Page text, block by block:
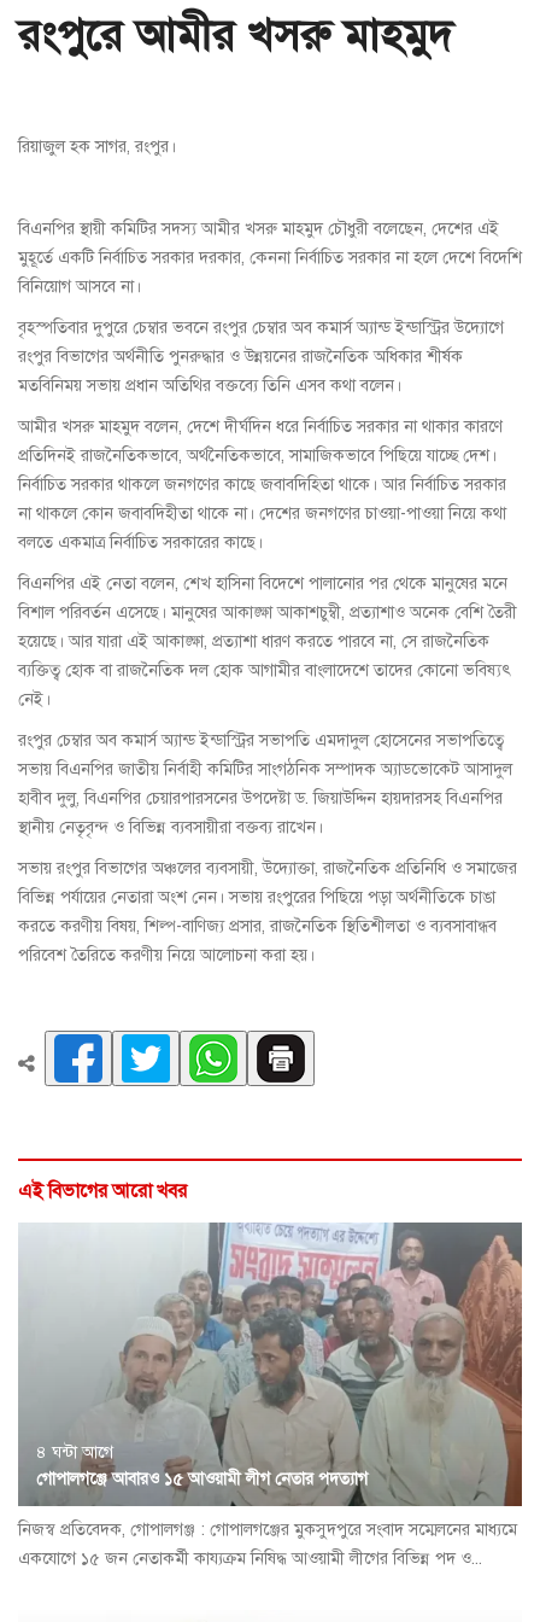
রংপুরে আমীর খসরু মাহমুদ
রিয়াজুল হক সাগর, রংপুর।
বিএনপির স্থায়ী কমিটির সদস্য আমীর খসরু মাহমুদ চৌধুরী বলেছেন, দেশের এই
মুহূর্তে একটি নির্বাচিত সরকার দরকার, কেননা নির্বাচিত সরকার না হলে দেশে বিদেশি
বিনিয়োগ আসবে না।
বৃহস্পতিবার দুপুরে চেম্বার ভবনে রংপুর চেম্বার অব কমার্স অ্যান্ড ইন্ডাস্ট্রির উদ্যোগে
রংপুর বিভাগের অর্থনীতি পুনরুদ্ধার ও উন্নয়নের রাজনৈতিক অধিকার শীর্ষক
মতবিনিময় সভায় প্রধান অতিথির বক্তব্যে তিনি এসব কথা বলেন।
আমীর খসরু মাহমুদ বলেন, দেশে দীর্ঘদিন ধরে নির্বাচিত সরকার না থাকার কারণে
প্রতিদিনই রাজনৈতিকভাবে, অর্থনৈতিকভাবে, সামাজিকভাবে পিছিয়ে যাচ্ছে দেশ।
নির্বাচিত সরকার থাকলে জনগণের কাছে জবাবদিহিতা থাকে। আর নির্বাচিত সরকার
না থাকলে কোন জবাবদিহীতা থাকে না। দেশের জনগণের চাওয়া-পাওয়া নিয়ে কথা
বলতে একমাত্র নির্বাচিত সরকারের কাছে।
বিএনপির এই নেতা বলেন, শেখ হাসিনা বিদেশে পালানোর পর থেকে মানুষের মনে
বিশাল পরিবর্তন এসেছে। মানুষের আকাঙ্ক্ষা আকাশচুম্বী, প্রত্যাশাও অনেক বেশি তৈরী
হয়েছে। আর যারা এই আকাঙ্ক্ষা, প্রত্যাশা ধারণ করতে পারবে না, সে রাজনৈতিক
ব্যক্তিত্ব হোক বা রাজনৈতিক দল হোক আগামীর বাংলাদেশে তাদের কোনো ভবিষ্যৎ
নেই।
রংপুর চেম্বার অব কমার্স অ্যান্ড ইন্ডাস্ট্রির সভাপতি এমদাদুল হোসেনের সভাপতিত্বে
সভায় বিএনপির জাতীয় নির্বাহী কমিটির সাংগঠনিক সম্পাদক অ্যাডভোকেট আসাদুল
হাবীব দুলু, বিএনপির চেয়ারপারসনের উপদেষ্টা ড. জিয়াউদ্দিন হায়দারসহ বিএনপির
স্থানীয় নেতৃবৃন্দ ও বিভিন্ন ব্যবসায়ীরা বক্তব্য রাখেন।
সভায় রংপুর বিভাগের অঞ্চলের ব্যবসায়ী, উদ্যোক্তা, রাজনৈতিক প্রতিনিধি ও সমাজের
বিভিন্ন পর্যায়ের নেতারা অংশ নেন। সভায় রংপুরের পিছিয়ে পড়া অর্থনীতিকে চাঙা
করতে করণীয় বিষয়, শিল্প-বাণিজ্য প্রসার, রাজনৈতিক স্থিতিশীলতা ও ব্যবসাবান্ধব
পরিবেশ তৈরিতে করণীয় নিয়ে আলোচনা করা হয়।
এই বিভাগের আরো খবর
৪ ঘন্টা আগে
গোপালগঞ্জে আবারও ১৫ আওয়ামী লীগ নেতার পদত্যাগ
নিজস্ব প্রতিবেদক, গোপালগঞ্জ : গোপালগঞ্জের মুকসুদপুরে সংবাদ সম্মেলনের মাধ্যমে
একযোগে ১৫ জন নেতাকর্মী কায্যক্রম নিষিদ্ধ আওয়ামী লীগের বিভিন্ন পদ ও...